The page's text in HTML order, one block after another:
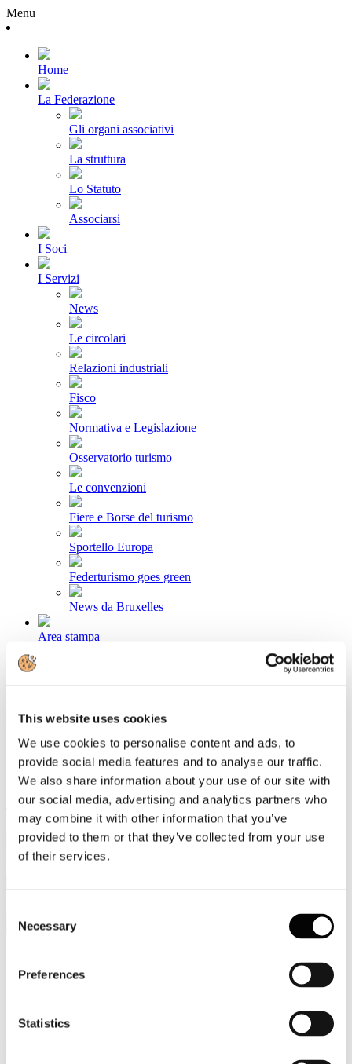
This website uses cookies
We use cookies to personalise content and ads, to
provide social media features and to analyse our traffic.
We also share information about your use of our site with
our social media, advertising and analytics partners who
may combine it with other information that you’ve
provided to them or that they’ve collected from your use
of their services.
Selection
Necessary
Preferences
Statistics
Menu
Home
La Federazione
Gli organi associativi
La struttura
Lo Statuto
Associarsi
I Soci
I Servizi
News
Le circolari
Relazioni industriali
Fisco
Normativa e Legislazione
Osservatorio turismo
Le convenzioni
Fiere e Borse del turismo
Sportello Europa
Federturismo goes green
News da Bruxelles
Area stampa
Video
Articoli e Interviste
Contatti
Tel. +39 320 57 80 986
Email segreteria@federturismo.it
Come aderire
Login
Circolare Prot. n. C/23 - Helpdesk Covid
19 Studio Legale Zunarelli